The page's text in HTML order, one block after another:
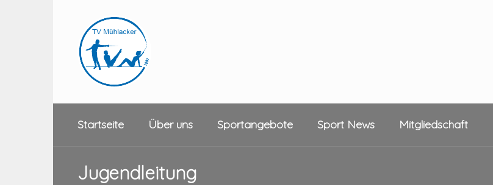
Startseite Über uns Sportangebote Sport News Mitgliedschaft
Jugendleitung